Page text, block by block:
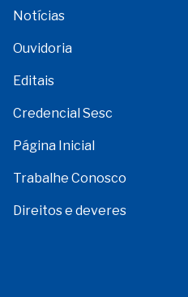
Notícias
Ouvidoria
Editais
Credencial Sesc
Página Inicial
Trabalhe Conosco
Direitos e deveres